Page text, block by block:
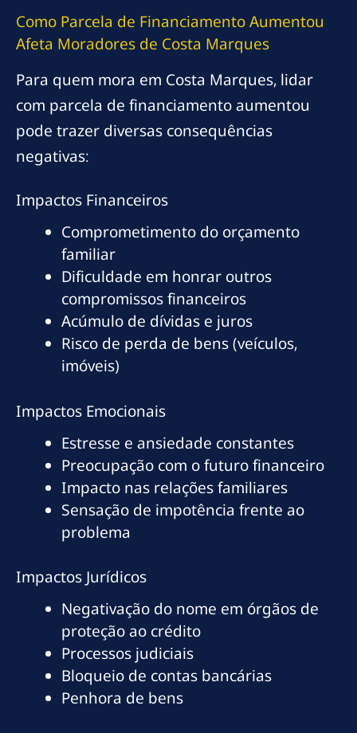
Como Parcela de Financiamento Aumentou
Afeta Moradores de Costa Marques
Para quem mora em Costa Marques, lidar
com parcela de financiamento aumentou
pode trazer diversas consequências
negativas:
Impactos Financeiros
Comprometimento do orçamento
familiar
Dificuldade em honrar outros
compromissos financeiros
Acúmulo de dívidas e juros
Risco de perda de bens (veículos,
imóveis)
Impactos Emocionais
Estresse e ansiedade constantes
Preocupação com o futuro financeiro
Impacto nas relações familiares
Sensação de impotência frente ao
problema
Impactos Jurídicos
Negativação do nome em órgãos de
proteção ao crédito
Processos judiciais
Bloqueio de contas bancárias
Penhora de bens